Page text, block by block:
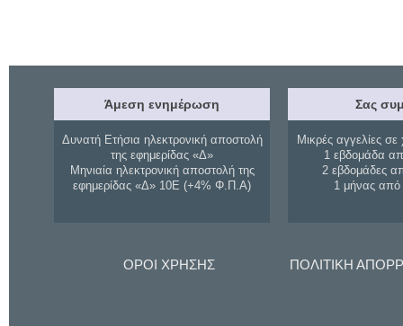
Άμεση ενημέρωση
Δυνατή Ετήσια ηλεκτρονική αποστολή
της εφημερίδας «Δ»
Μηνιαία ηλεκτρονική αποστολή της
εφημερίδας «Δ» 10Ε (+4% Φ.Π.Α)
Σας
Μικρές αγγελίες σε
1 εβδομάδα
2 εβδομάδες
1 μήνας
ΟΡΟΙ ΧΡΗΣΗΣ ΠΟΛΙΤΙΚΗ